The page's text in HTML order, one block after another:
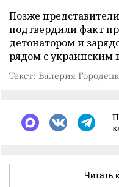
Позже
подтвердили факт
детонатором и
рядом с
Текст: Валерия
Читать